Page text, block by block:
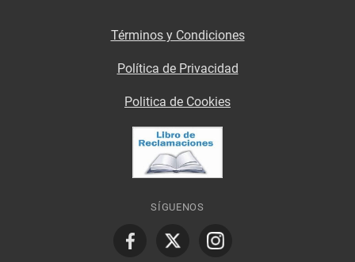
Términos y Condiciones
Política de Privacidad
Politica de Cookies
SÍGUENOS